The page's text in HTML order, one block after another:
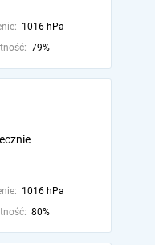
1016 hPa
79%
1016 hPa
80%